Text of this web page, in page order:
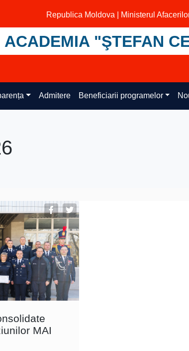
Republica Moldova | Ministerul
ACADEMIA "ŞTEFAN
Admitere Beneficiarii programelor
MAI